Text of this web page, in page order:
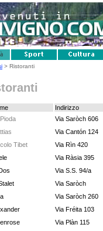
> Ristoranti
Indirizzo
Pioda
Via Saròch 606
Via Cantón 124
Tibet
Via Rìn 420
Via Ràsia 395
Via S.S. 94/a
Via Saròch
Via Saròch 260
Via Fréita 103
Via Plàn 115